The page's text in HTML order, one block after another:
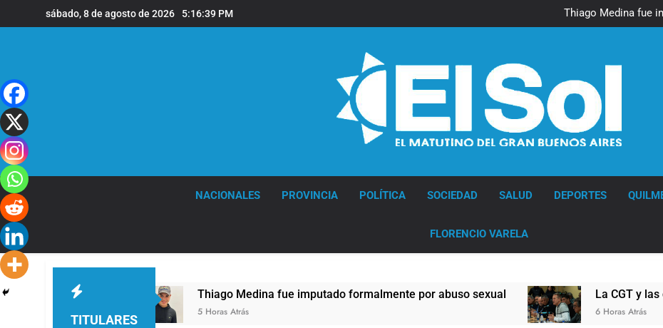
al
sábado, 8 de agosto de 2026 5:16:39 PM
Thiago Medina fue
La CGT y las dos CTA
La CGT y las dos CTA
NACIONALES PROVINCIA POLÍTICA SOCIEDAD SALUD DEPORTES
FLORENCIO VARELA
TITULARES
a los 68 años Thiago Medina fue imputado formalmente por abuso sexual
5 Horas Atrás
La CGT y las dos
6 Horas Atrás